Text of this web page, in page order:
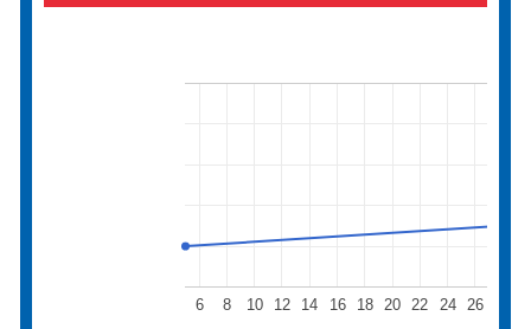
6 8 10 12 14 16 18 20 22 24 26